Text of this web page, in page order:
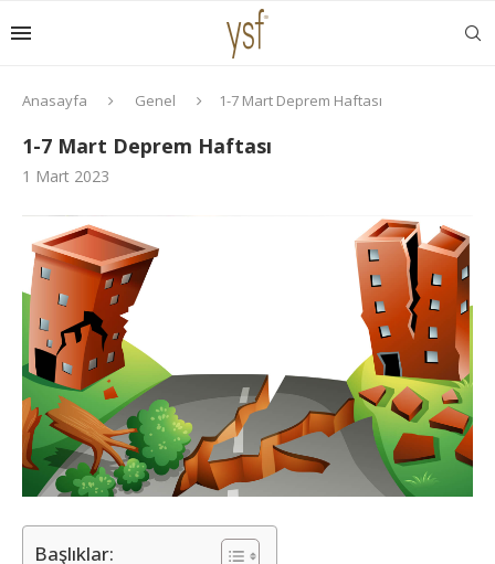
Anasayfa Genel 1-7 Mart Deprem Haftası
1-7 Mart Deprem Haftası
1 Mart 2023
Başlıklar: